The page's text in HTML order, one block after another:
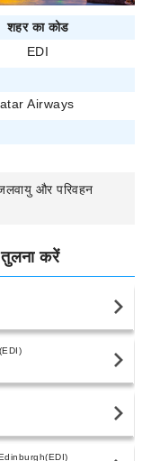
शहर का कोड
EDI
Airways
और परिवहन
तुलना करें